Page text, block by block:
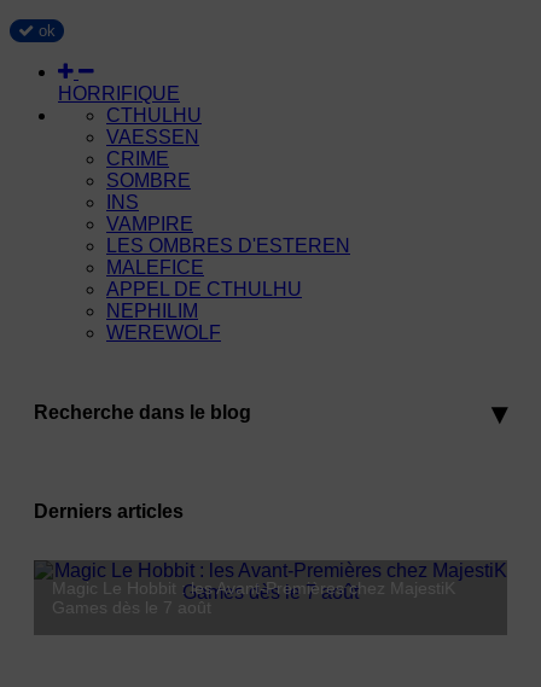
ok
HORRIFIQUE
CTHULHU
VAESSEN
CRIME
SOMBRE
INS
VAMPIRE
LES OMBRES D'ESTEREN
MALEFICE
APPEL DE CTHULHU
NEPHILIM
WEREWOLF
Recherche dans le blog
Derniers articles
Lorcana Hyperia City : Coco débarque le 23 octobre
Magic Le Hobbit : les Avant-Premières chez MajestiK
Games dès le 7 août
MajestiK Games à Paris est Ludique 2026 : on vous y